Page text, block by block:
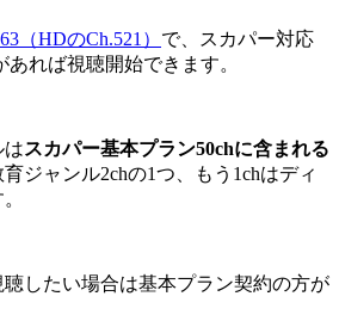
（HDのCh.521） で、スカパー対応
れば視聴開始できます。
はスカパー基本プラン50chに含まれる
ジャンル2chの1つ、もう1chはディ
したい場合は基本プラン契約の方が